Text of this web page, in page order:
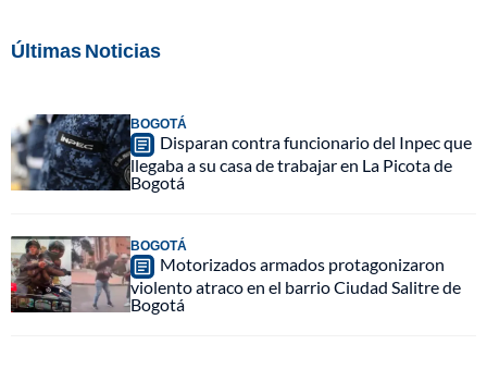
Últimas Noticias
BOGOTÁ
Disparan contra funcionario del Inpec que
llegaba a su casa de trabajar en La Picota de
Bogotá
BOGOTÁ
Motorizados armados protagonizaron
violento atraco en el barrio Ciudad Salitre de
Bogotá